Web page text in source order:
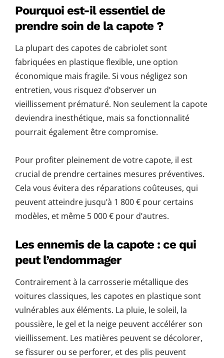
Pourquoi est-il essentiel de
prendre soin de la capote ?
La plupart des capotes de cabriolet sont
fabriquées en plastique flexible, une option
économique mais fragile. Si vous négligez son
entretien, vous risquez d’observer un
vieillissement prématuré. Non seulement la capote
deviendra inesthétique, mais sa fonctionnalité
pourrait également être compromise.
Pour profiter pleinement de votre capote, il est
crucial de prendre certaines mesures préventives.
Cela vous évitera des réparations coûteuses, qui
peuvent atteindre jusqu’à 1 800 € pour certains
modèles, et même 5 000 € pour d’autres.
Les ennemis de la capote : ce qui
peut l’endommager
Contrairement à la carrosserie métallique des
voitures classiques, les capotes en plastique sont
vulnérables aux éléments. La pluie, le soleil, la
poussière, le gel et la neige peuvent accélérer son
vieillissement. Les matières peuvent se décolorer,
se fissurer ou se perforer, et des plis peuvent